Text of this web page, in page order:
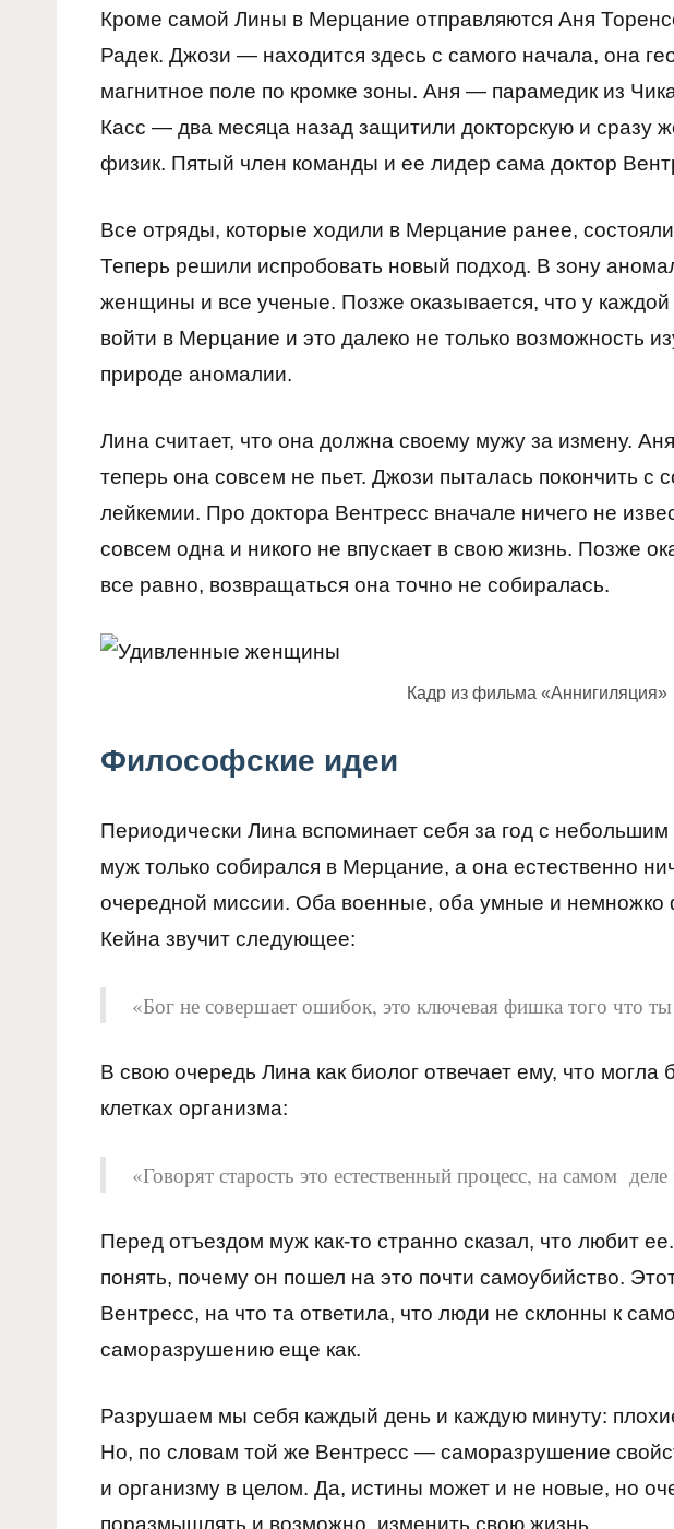
Кроме самой Лины в Мерцание отправляются Аня
Радек. Джози — находится здесь с самого начала, она
магнитное поле по кромке зоны. Аня — парамедик из
Касс — два месяца назад защитили докторскую и сразу
физик. Пятый член команды и ее лидер сама доктор
Все отряды, которые ходили в Мерцание ранее,
Теперь решили испробовать новый подход. В зону
женщины и все ученые. Позже оказывается, что у
войти в Мерцание и это далеко не только возможность
природе аномалии.
Лина считает, что она должна своему мужу за измену.
теперь она совсем не пьет. Джози пыталась покончить с
лейкемии. Про доктора Вентресс вначале ничего не
совсем одна и никого не впускает в свою жизнь. Позже
все равно, возвращаться она точно не собиралась.
Кадр из фильма «Аннигиляция»
Философские идеи
Периодически Лина вспоминает себя за год с небольшим
муж только собирался в Мерцание, а она естественно
очередной миссии. Оба военные, оба умные и
Кейна звучит следующее:
«Бог не совершает ошибок, это ключевая фишка того что
В свою очередь Лина как биолог отвечает ему, что могла
клетках организма:
«Говорят старость это естественный процесс, на самом
Перед отъездом муж как-то странно сказал, что любит
понять, почему он пошел на это почти самоубийство.
Вентресс, на что та ответила, что люди не склонны к
саморазрушению еще как.
Разрушаем мы себя каждый день и каждую минуту:
Но, по словам той же Вентресс — саморазрушение
и организму в целом. Да, истины может и не новые, но